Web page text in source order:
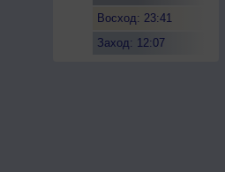
Восход: 23:41
Заход: 12:07